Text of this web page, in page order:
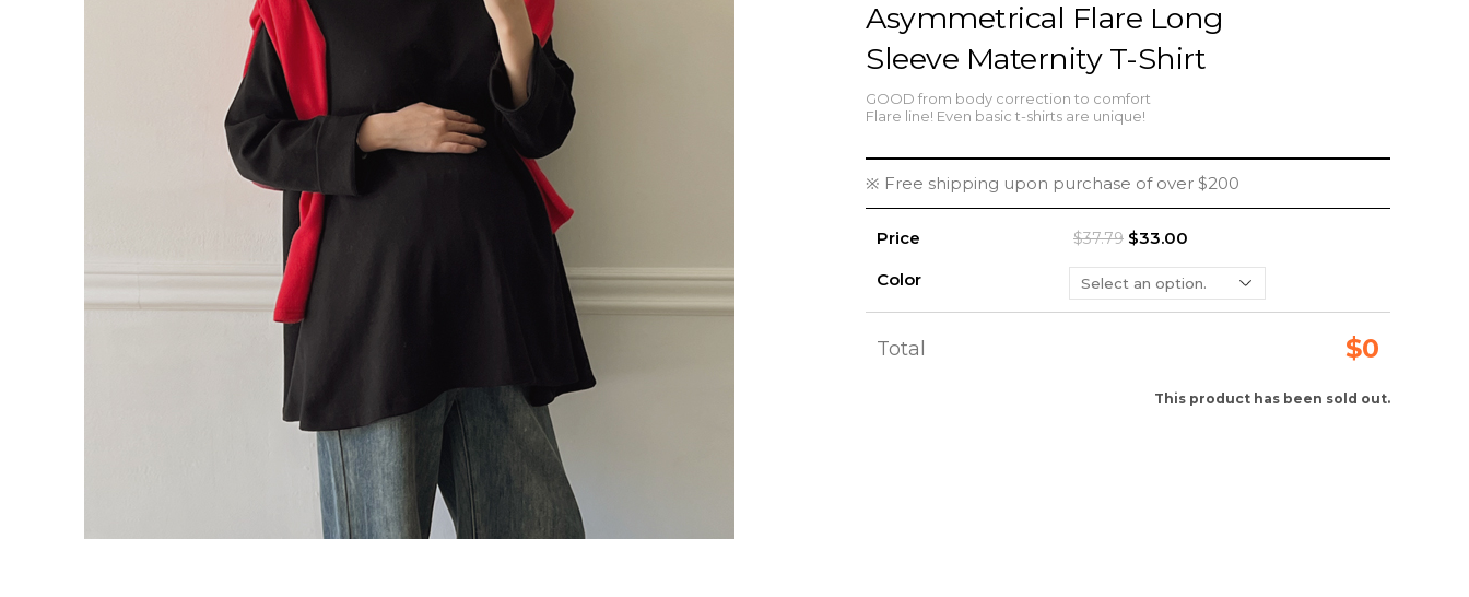
Asymmetrical Flare Long
Sleeve Maternity T-Shirt
GOOD from body correction to comfort
Flare line! Even basic t-shirts are unique!
※ Free shipping upon purchase of over $200
Price $37.79 $33.00
Color
Total $0
This product has been sold out.